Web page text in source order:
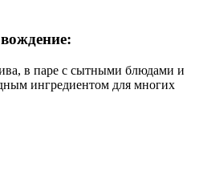
в паре с сытными блюдами и
ингредиентом для многих